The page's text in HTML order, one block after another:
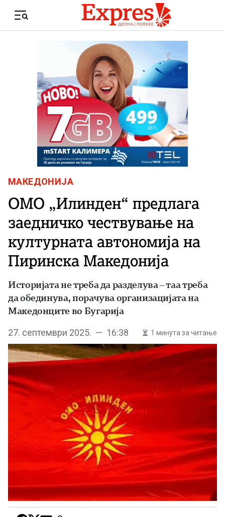
Menu
МАКЕДОНИЈА
ОМО „Илинден“ предлага
заедничко чествување на
културната автономија на
Пиринска Македонија
Историјата не треба да разделува – таа треба
да обединува, порачува организацијата на
Македонците во Бугарија
27. септември 2025. — 16:38 1 минута за читање